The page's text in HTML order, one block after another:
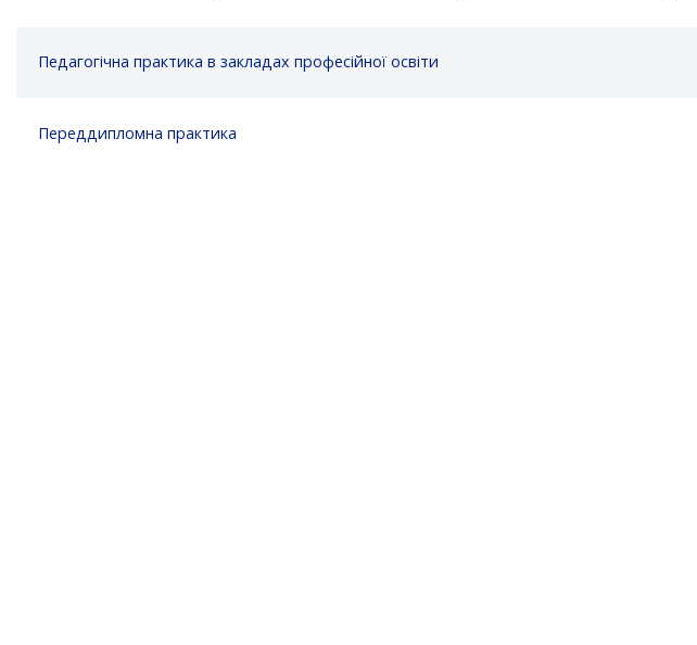
Педагогічна практика в закладах професійної освіти
Переддипломна практика